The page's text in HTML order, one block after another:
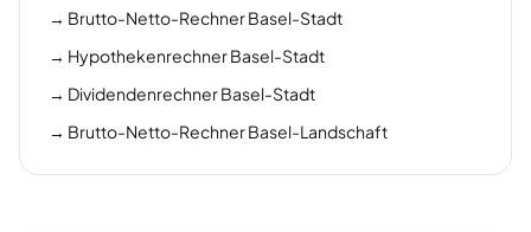
→ Brutto-Netto-Rechner Basel-Stadt
→ Hypothekenrechner Basel-Stadt
→ Dividendenrechner Basel-Stadt
→ Brutto-Netto-Rechner Basel-Landschaft